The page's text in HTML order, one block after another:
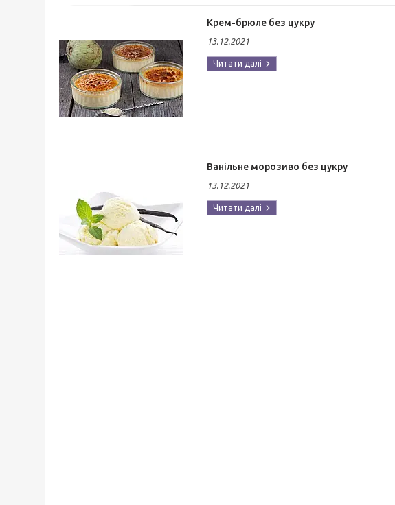
Крем-брюле без цукру
13.12.2021
Ванільне морозиво без цукру
13.12.2021